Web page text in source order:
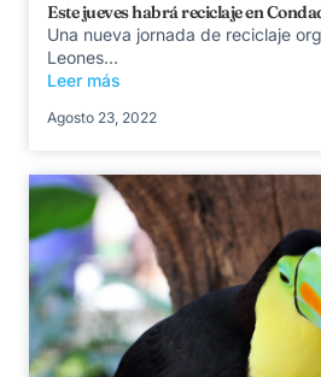
Este jueves habrá reciclaje en
Una nueva jornada de reciclaje
Leones...
Leer más
Agosto 23, 2022